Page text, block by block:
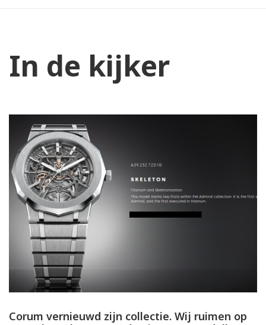
In de kijker
Corum vernieuwd zijn collectie. Wij ruimen op